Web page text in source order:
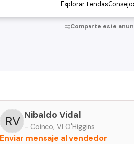
Explorar tiendas
Comparte este
Nibaldo Vidal
- Coinco, VI O'Higgins
Enviar mensaje al vendedor